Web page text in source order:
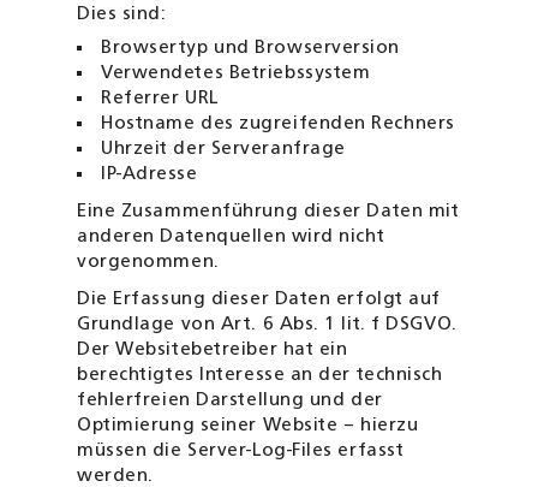
Dies sind:
Browsertyp und Browserversion
Verwendetes Betriebssystem
Referrer URL
Hostname des zugreifenden Rechners
Uhrzeit der Serveranfrage
IP-Adresse
Eine Zusammenführung dieser Daten mit
anderen Datenquellen wird nicht
vorgenommen.
Die Erfassung dieser Daten erfolgt auf
Grundlage von Art. 6 Abs. 1 lit. f DSGVO.
Der Websitebetreiber hat ein
berechtigtes Interesse an der technisch
fehlerfreien Darstellung und der
Optimierung seiner Website – hierzu
müssen die Server-Log-Files erfasst
werden.